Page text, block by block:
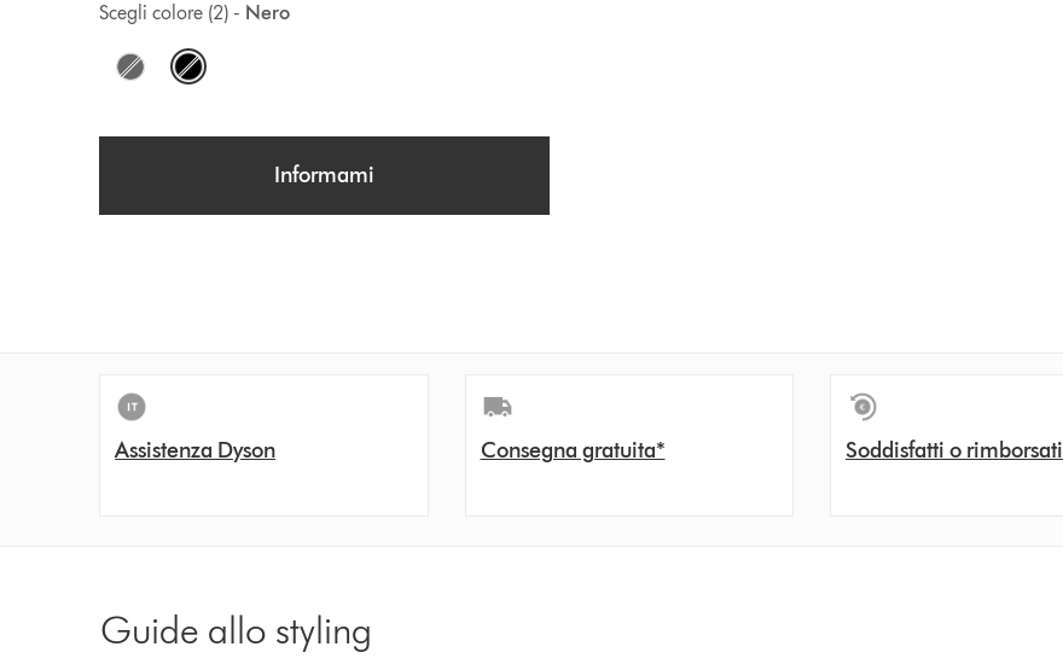
Nero
Scegli colore (2) -
O
t
Informami
Assistenza Dyson Consegna gratuita* Soddisfatti o rimborsati
Guide allo styling